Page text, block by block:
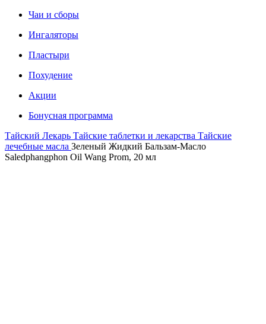
Чаи и сборы
Ингаляторы
Пластыри
Похудение
Акции
Бонусная программа
Тайский Лекарь Тайские таблетки и лекарства Тайские
лечебные масла Зеленый Жидкий Бальзам-Масло
Saledphangphon Oil Wang Prom, 20 мл